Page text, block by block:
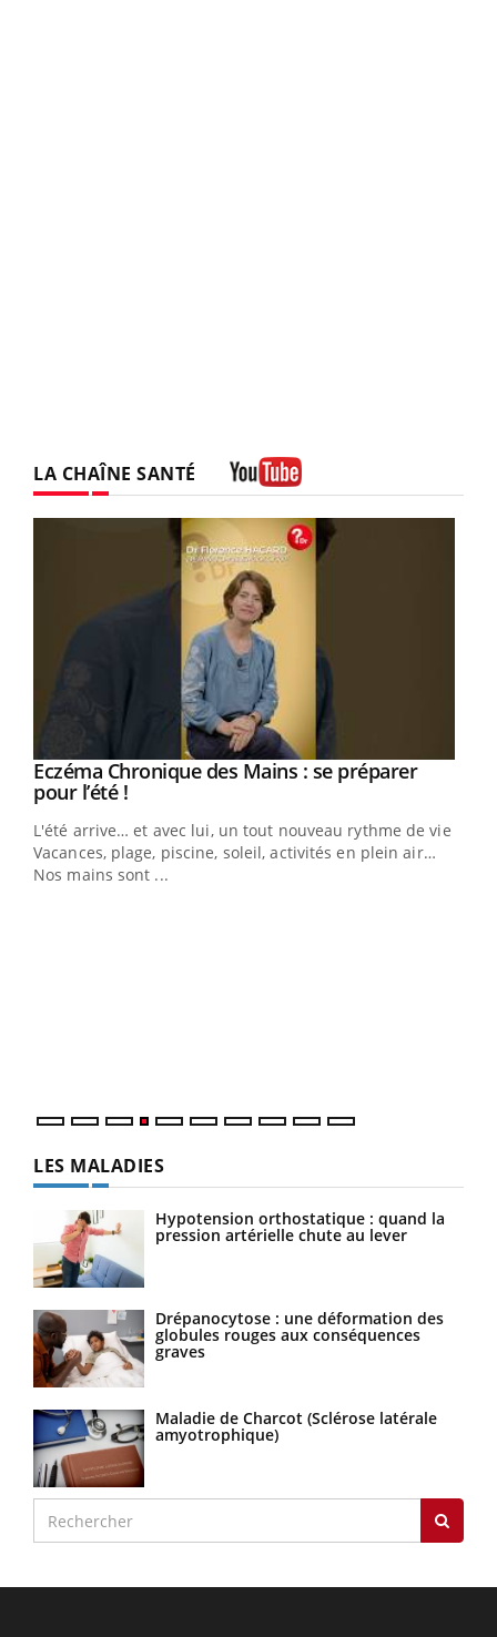
LA CHAÎNE SANTÉ
Youtube
Eczéma Chronique des Mains : se préparer
pour l’été !Youtube
L'été arrive… et avec lui, un tout nouveau rythme de vie !
Vacances, plage, piscine, soleil, activités en plein air…
Nos mains sont ...
LES MALADIES
Hypotension orthostatique : quand la
pression artérielle chute au lever
Drépanocytose : une déformation des
globules rouges aux conséquences
graves
Maladie de Charcot (Sclérose latérale
amyotrophique)